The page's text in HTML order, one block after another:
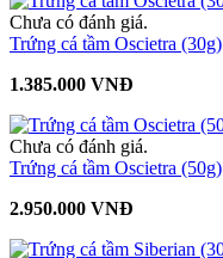
Chưa có đánh giá.
Trứng cá tầm Oscietra (30g)
1.385.000 VNĐ
Chưa có đánh giá.
Trứng cá tầm Oscietra (50g)
2.950.000 VNĐ